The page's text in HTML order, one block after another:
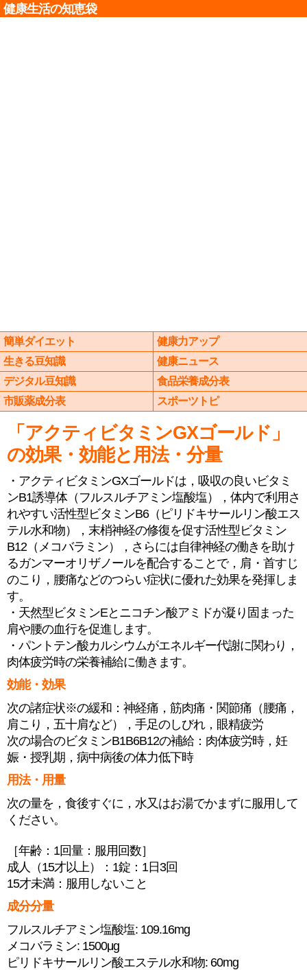
健康生活の知恵袋
簡単ダイエット
健康力アップ
生きる豆知識
健康ニュース
デジタル豆知識
食品栄養成分表
市販薬成分表
スポーツトピ
「アクティビタミンGXゴールド」
の効果・効能と用法・分量
・アクティビタミンGXゴールドは，吸収の良いビタミ
ンB1誘導体（フルスルチアミン塩酸塩），体内で利用さ
れやすい活性型ビタミンB6（ピリドキサールリン酸エス
テル水和物），末梢神経の修復を促す活性型ビタミン
B12（メコバラミン），さらには自律神経の働きを助け
るガンマーオリザノールを配合することで，肩・首すじ
のこり，腰痛などのつらい症状に優れた効果を発揮しま
す。
・天然型ビタミンEとニコチン酸アミドが凝り固まった
肩や腰の血行を促進します。
・パントテン酸カルシウムがエネルギー代謝に関わり，
肉体疲労時の栄養補給に働きます。
効能・効果
次の諸症状※の緩和：神経痛，筋肉痛・関節痛（腰痛，
肩こり，五十肩など），手足のしびれ，眼精疲労
次の場合のビタミンB1B6B12の補給：肉体疲労時，妊
娠・授乳期，病中病後の体力低下時
用法・用量
次の量を，食後すぐに，水又はお湯でかまずに服用して
ください。
［年齢：1回量：服用回数］
成人（15才以上）：1錠：1日3回
15才未満：服用しないこと
成分分量
フルスルチアミン塩酸塩: 109.16mg
メコバラミン: 1500μg
ピリドキサールリン酸エステル水和物: 60mg